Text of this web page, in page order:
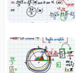
14:29